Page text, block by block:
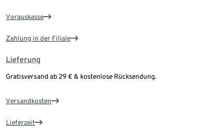
Vorauskasse
Zahlung in der Filiale
Lieferung
Gratisversand ab 29 € & kostenlose Rücksendung.
Versandkosten
Lieferzeit